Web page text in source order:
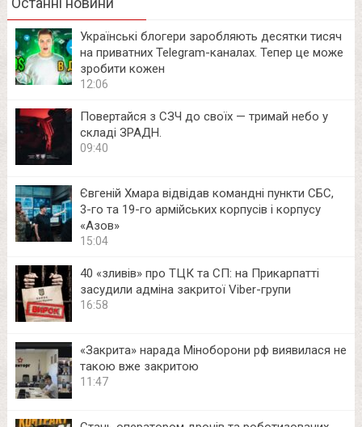
Українські блогери заробляють десятки тисяч
на приватних Telegram-каналах. Тепер це може
зробити кожен
12:06
Повертайся з СЗЧ до своїх — тримай небо у
складі ЗРАДН.
09:40
Євгеній Хмара відвідав командні пункти СБС,
3-го та 19-го армійських корпусів і корпусу
«Азов»
15:04
40 «зливів» про ТЦК та СП: на Прикарпатті
засудили адміна закритої Viber-групи
16:58
«Закрита» нарада Міноборони рф виявилася не
такою вже закритою
11:47